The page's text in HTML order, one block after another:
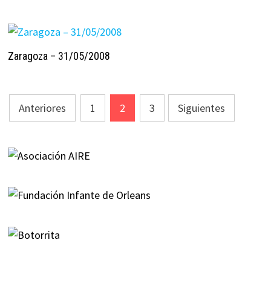
Zaragoza – 31/05/2008
Paginación
de
entradas
Anteriores 1 2 3 Siguientes